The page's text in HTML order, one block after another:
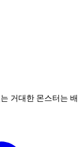
거대한 몬스터는 배